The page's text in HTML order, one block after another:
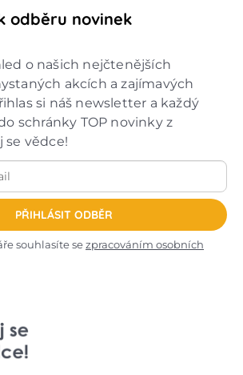
odběru novinek
o našich nejčtenějších
akcích a zajímavých
si náš newsletter a každý
schránky TOP novinky z
vědce!
PŘIHLÁSIT ODBĚR
souhlasíte sezpracováním osobních